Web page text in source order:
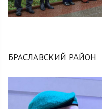
БРАСЛАВСКИЙ РАЙОН